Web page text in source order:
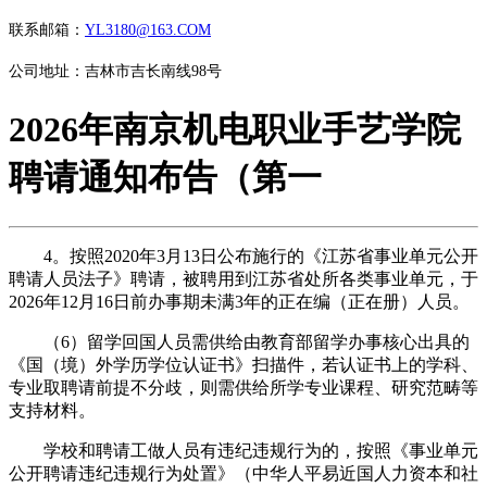
联系邮箱： YL3180@163.COM
公司地址：吉林市吉长南线98号
2026年南京机电职业手艺学院
聘请通知布告（第一
4。按照2020年3月13日公布施行的《江苏省事业单元公开
聘请人员法子》聘请，被聘用到江苏省处所各类事业单元，于
2026年12月16日前办事期未满3年的正在编（正在册）人员。
（6）留学回国人员需供给由教育部留学办事核心出具的
《国（境）外学历学位认证书》扫描件，若认证书上的学科、
专业取聘请前提不分歧，则需供给所学专业课程、研究范畴等
支持材料。
学校和聘请工做人员有违纪违规行为的，按照《事业单元
公开聘请违纪违规行为处置》（中华人平易近国人力资本和社